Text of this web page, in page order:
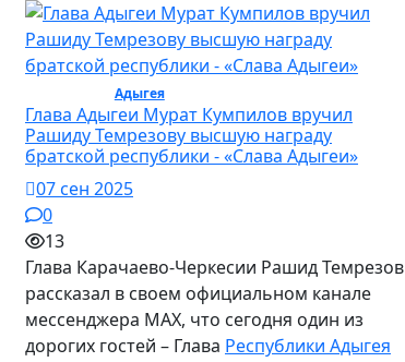
Адыгея/ Политика
Глава Адыгеи Мурат Кумпилов вручил
Рашиду Темрезову высшую награду
братской республики - «Слава Адыгеи»
07 сен 2025
0
13
Глава Карачаево-Черкесии Рашид Темрезов
рассказал в своем официальном канале
мессенджера МАХ, что сегодня один из
дорогих гостей – Глава Республики Адыгея